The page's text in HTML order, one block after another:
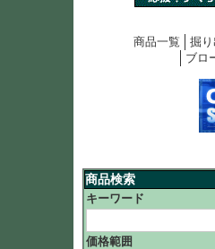
商品一覧 掘
ブロ
商品検索
キーワード
価格範囲